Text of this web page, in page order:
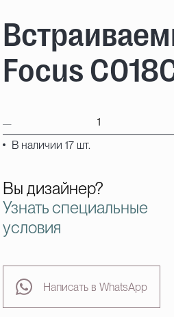
Focus
В наличии 17 шт.
Вы дизайнер?
Узнать специальные
условия
Написать в WhatsApp